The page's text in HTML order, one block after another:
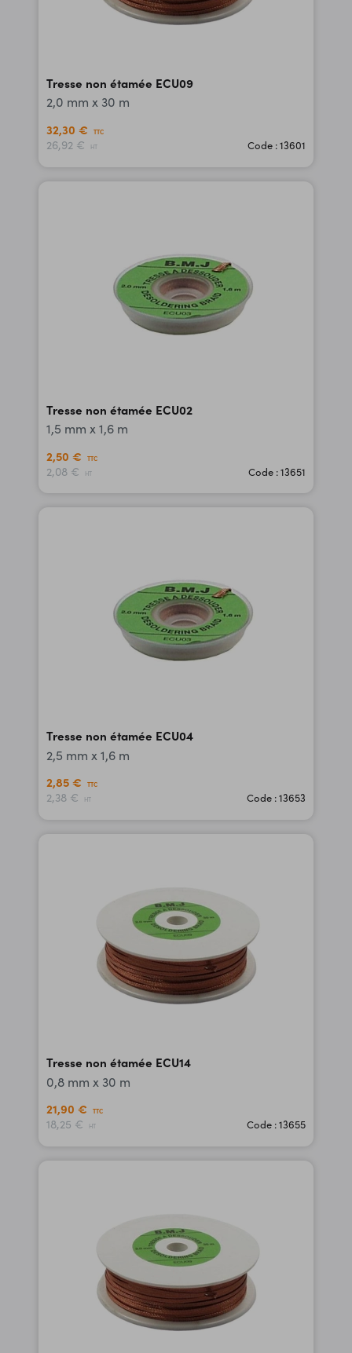
Tresse non étamée ECU09
2,0 mm x 30 m
32,30 €
TTC
26,92 € HT Code : 13601
Tresse non étamée ECU02
1,5 mm x 1,6 m
2,50 €
TTC
2,08 € HT Code : 13651
Tresse non étamée ECU04
2,5 mm x 1,6 m
2,85 €
TTC
2,38 € HT Code : 13653
Tresse non étamée ECU14
0,8 mm x 30 m
21,90 €
TTC
18,25 € HT Code : 13655